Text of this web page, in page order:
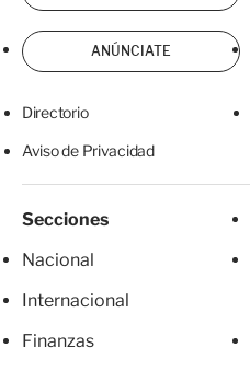
ANÚNCIATE
Directorio
Aviso de Privacidad
Secciones
Nacional
Internacional
Finanzas